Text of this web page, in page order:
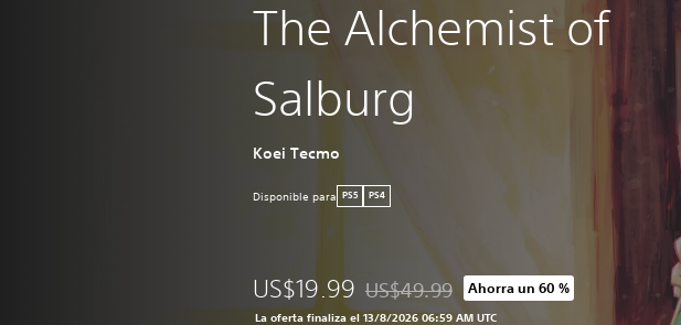
The Alchemist of
Salburg
Koei Tecmo
Disponible para PS5 PS4
US$19.99 Rebajado del precio original de US$49.99
US$49.99 Ahorra un 60 %
La oferta finaliza el 13/8/2026 06:59 AM UTC